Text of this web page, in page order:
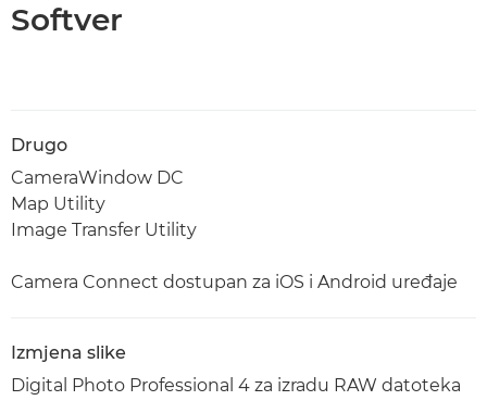
Softver
Drugo
CameraWindow DC
Map Utility
Image Transfer Utility
Camera Connect dostupan za iOS i Android uređaje
Izmjena slike
Digital Photo Professional 4 za izradu RAW datoteka